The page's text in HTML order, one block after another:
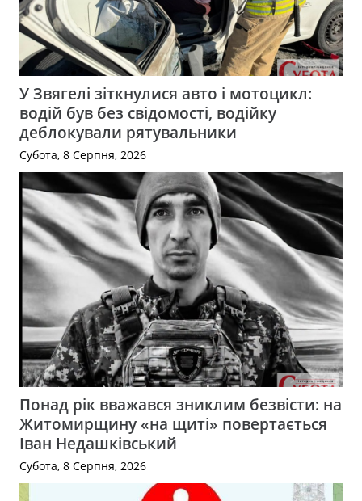
У Звягелі зіткнулися авто і мотоцикл:
водій був без свідомості, водійку
деблокували рятувальники
Субота, 8 Серпня, 2026
Понад рік вважався зниклим безвісти: на
Житомирщину «на щиті» повертається
Іван Недашківський
Субота, 8 Серпня, 2026